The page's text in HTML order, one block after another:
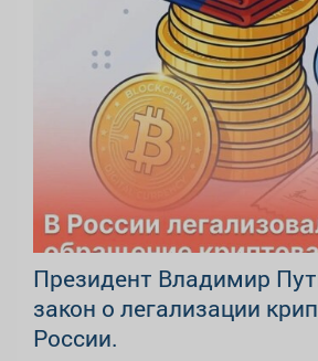
Президент Владимир
закон о легализации
России.